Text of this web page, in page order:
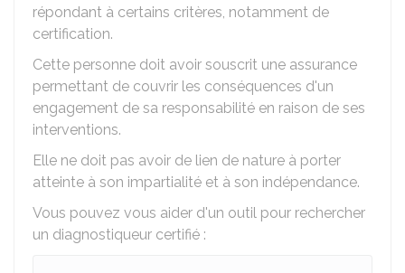
répondant à certains critères, notamment de
certification.
Cette personne doit avoir souscrit une assurance
permettant de couvrir les conséquences d'un
engagement de sa responsabilité en raison de ses
interventions.
Elle ne doit pas avoir de lien de nature à porter
atteinte à son impartialité et à son indépendance.
Vous pouvez vous aider d'un outil pour rechercher
un diagnostiqueur certifié :